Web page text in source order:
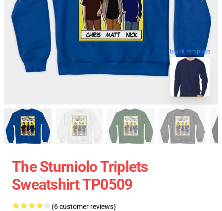
blank template
The Sturniolo Triplets
Sweatshirt TP0509
(6 customer reviews)